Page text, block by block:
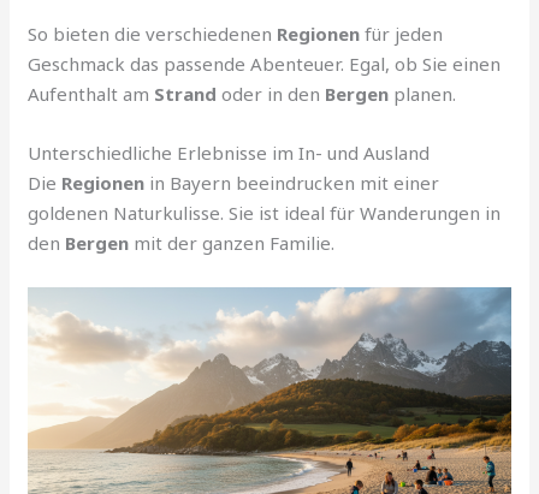
So bieten die verschiedenen Regionen für jeden
Geschmack das passende Abenteuer. Egal, ob Sie einen
Aufenthalt am Strand oder in den Bergen planen.
Unterschiedliche Erlebnisse im In- und Ausland
Die Regionen in Bayern beeindrucken mit einer
goldenen Naturkulisse. Sie ist ideal für Wanderungen in
den Bergen mit der ganzen Familie.